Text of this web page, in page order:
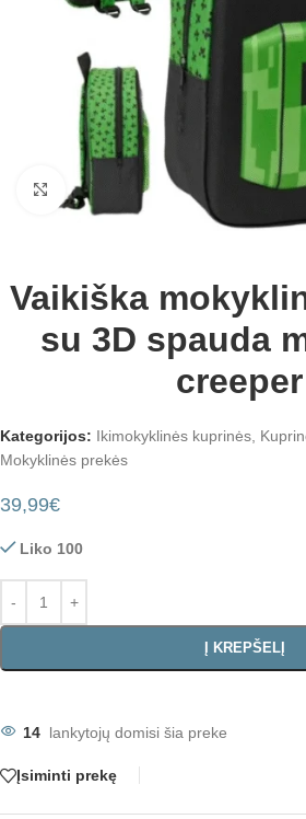
Padidinti
Vaikiška
su 3D spauda
creeper
Kategorijos: Ikimokyklinės kuprinės
Mokyklinės prekės
39,99€
Liko 100
Į KREPŠELĮ
14 lankytojų domisi šia preke
Įsiminti prekę